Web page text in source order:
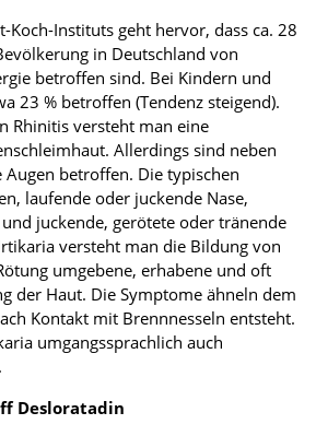
Koch-Instituts geht hervor, dass ca. 28
in Deutschland von
betroffen sind. Bei Kindern und
23 % betroffen (Tendenz steigend).
Rhinitis versteht man eine
Allerdings sind neben
Augen betroffen. Die typischen
laufende oder juckende Nase,
juckende, gerötete oder tränende
versteht man die Bildung von
umgebene, erhabene und oft
der Haut. Die Symptome ähneln dem
Kontakt mit Brennnesseln entsteht.
umgangssprachlich auch
Desloratadin